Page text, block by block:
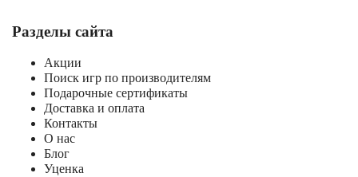
Разделы сайта
Акции
Поиск игр по производителям
Подарочные сертификаты
Доставка и оплата
Контакты
О нас
Блог
Уценка